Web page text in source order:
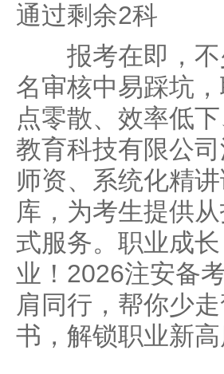
通过剩余2科
报考在即，不
名审核中易踩坑
点零散、效率低
教育科技有限公
师资、系统化精
库，为考生提供
式服务。职业成
业！2026注安备
肩同行，帮你少
书，解锁职业新高